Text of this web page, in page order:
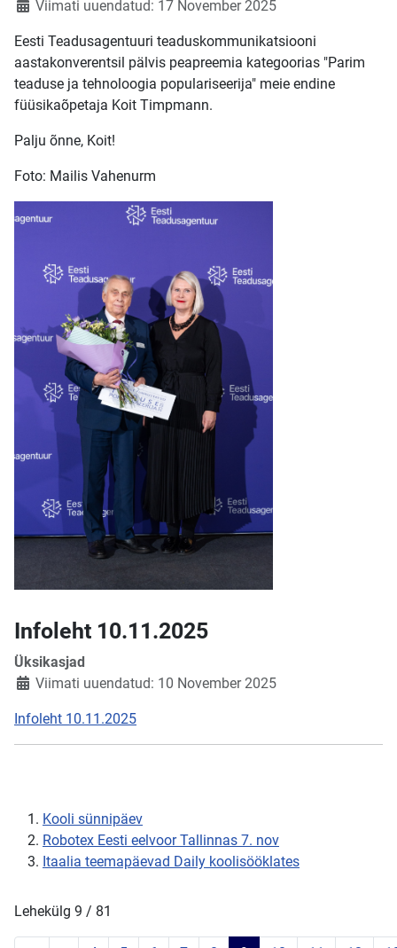
Viimati uuendatud: 17 November 2025
Eesti Teadusagentuuri teaduskommunikatsiooni
aastakonverentsil pälvis peapreemia kategoorias "Parim
teaduse ja tehnoloogia populariseerija" meie endine
füüsikaõpetaja Koit Timpmann.
Palju õnne, Koit!
Foto: Mailis Vahenurm
Infoleht 10.11.2025
Üksikasjad
Viimati uuendatud: 10 November 2025
Infoleht 10.11.2025
Kooli sünnipäev
Robotex Eesti eelvoor Tallinnas 7. nov
Itaalia teemapäevad Daily koolisööklates
Lehekülg 9 / 81